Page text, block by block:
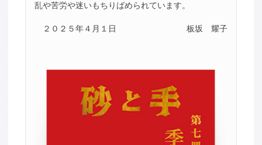
乱や苦労や迷いもちりばめられています。
２０２５年４月１日 板坂 耀子